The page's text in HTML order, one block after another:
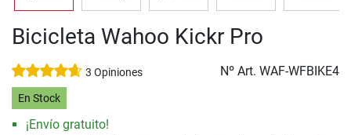
Bicicleta Wahoo Kickr Pro
3 Opiniones Nº Art. WAF-WFBIKE4
En Stock
¡Envío gratuito!